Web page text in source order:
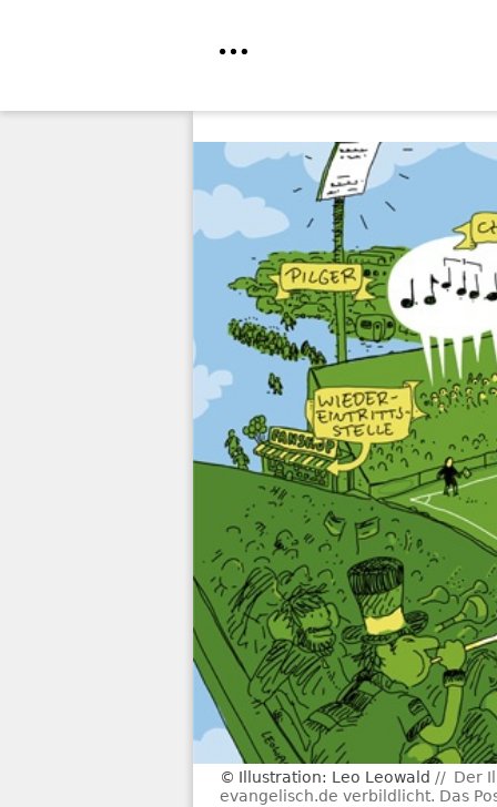
Illustration: Leo Leowald
Der
evangelisch.de verbildlicht. Das